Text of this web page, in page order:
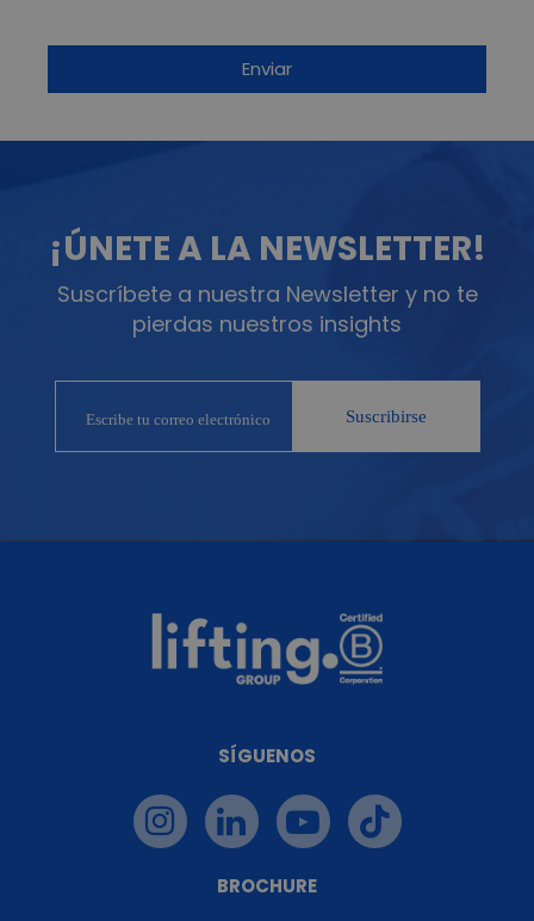
¡ÚNETE A LA NEWSLETTER!
Suscríbete a nuestra Newsletter y no te
pierdas nuestros insights
SÍGUENOS
BROCHURE